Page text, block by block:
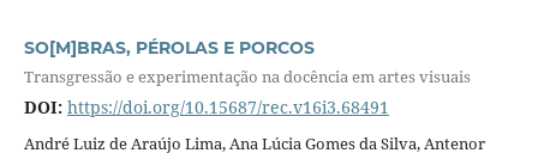
SO[M]BRAS, PÉROLAS E PORCOS
Transgressão e experimentação na docência em artes visuais
DOI: https://doi.org/10.15687/rec.v16i3.68491
André Luiz de Araújo Lima, Ana Lúcia Gomes da Silva, Antenor